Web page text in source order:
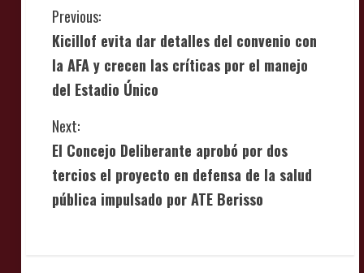
C
o
n
t
i
n
Previous:
Kicillof evita dar detalles del convenio con
la AFA y crecen las críticas por el manejo
del Estadio Único
Next:
El Concejo Deliberante aprobó por dos
tercios el proyecto en defensa de la salud
pública impulsado por ATE Berisso